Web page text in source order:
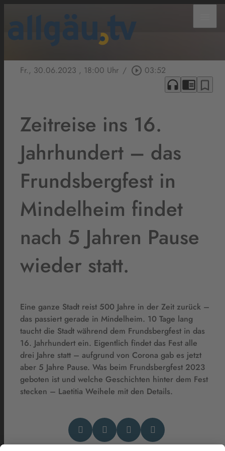
Fr., 30.06.2023 , 18:00 Uhr / play_circle_outline 03:52
headphones chrome_reader_mode bookmark_border
Zeitreise ins 16.
Jahrhundert – das
Frundsbergfest in
Mindelheim findet
nach 5 Jahren Pause
wieder statt.
Eine ganze Stadt reist 500 Jahre in der Zeit zurück –
das passiert gerade in Mindelheim. 10 Tage lang
taucht die Stadt während dem Frundsbergfest in das
16. Jahrhundert ein. Eigentlich findet das Fest alle
drei Jahre statt – aufgrund von Corona gab es jetzt
aber 5 Jahre Pause. Was beim Frundsbergfest 2023
geboten ist und welche Geschichten hinter dem Fest
stecken – Laetitia Weihele mit den Details.